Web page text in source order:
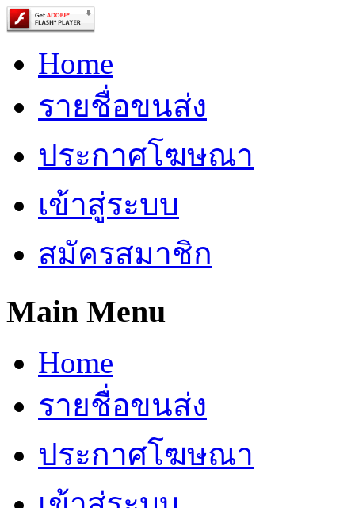
Home
รายชื่อขนส่ง
ประกาศโฆษณา
เข้าสู่ระบบ
สมัครสมาชิก
Main Menu
Home
รายชื่อขนส่ง
ประกาศโฆษณา